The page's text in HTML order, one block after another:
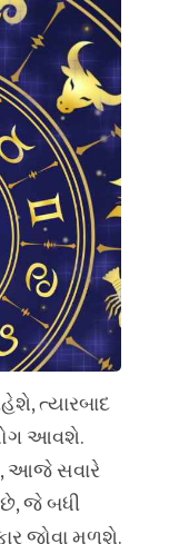
ત્યારબાદ
આવશે.
આજે સવારે
જે બધી